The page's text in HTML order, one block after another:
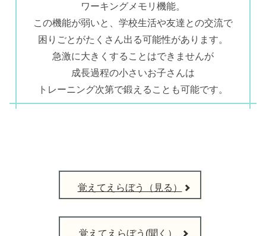
ワーキングメモリ機能。
この機能が弱いと、学校生活や友達との交流で
困りごとがたくさん出る可能性があります。
急激に大きくすることはできませんが
成長過程の小さいお子さんは
トレーニング次第で鍛えることも可能です。
覚えてえらぼう（見る）
覚えてえらぼう(聞く）